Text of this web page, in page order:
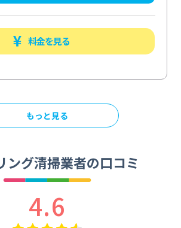
料金を見る
もっと見る
ング清掃業者の口コミ
4.6